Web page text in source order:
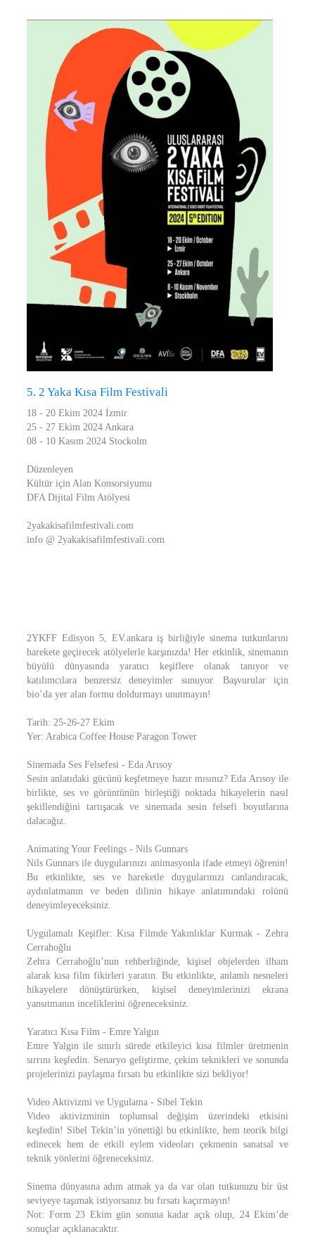
5. 2 Yaka Kısa Film Festivali
18 - 20 Ekim 2024 İzmir
25 - 27 Ekim 2024 Ankara
08 - 10 Kasım 2024 Stockolm
Düzenleyen
Kültür için Alan Konsorsiyumu
DFA Dijital Film Atölyesi
2yakakisafilmfestivali.com
info @ 2yakakisafilmfestivali.com
2YKFF Edisyon 5, EV.ankara iş birliğiyle sinema tutkunlarını
harekete geçirecek atölyelerle karşınızda! Her etkinlik, sinemanın
büyülü dünyasında yaratıcı keşiflere olanak tanıyor ve
katılımcılara benzersiz deneyimler sunuyor. Başvurular için
bio’da yer alan formu doldurmayı unutmayın!
Tarih: 25-26-27 Ekim
Yer: Arabica Coffee House Paragon Tower
Sinemada Ses Felsefesi - Eda Arısoy
Sesin anlatıdaki gücünü keşfetmeye hazır mısınız? Eda Arısoy ile
birlikte, ses ve görüntünün birleştiği noktada hikayelerin nasıl
şekillendiğini tartışacak ve sinemada sesin felsefi boyutlarına
dalacağız.
Animating Your Feelings - Nils Gunnars
Nils Gunnars ile duygularınızı animasyonla ifade etmeyi öğrenin!
Bu etkinlikte, ses ve hareketle duygularınızı canlandıracak,
aydınlatmanın ve beden dilinin hikaye anlatımındaki rolünü
deneyimleyeceksiniz.
Uygulamalı Keşifler: Kısa Filmde Yakınlıklar Kurmak - Zehra
Cerrahoğlu
Zehra Cerrahoğlu’nun rehberliğinde, kişisel objelerden ilham
alarak kısa film fikirleri yaratın. Bu etkinlikte, anlamlı nesneleri
hikayelere dönüştürürken, kişisel deneyimlerinizi ekrana
yansıtmanın inceliklerini öğreneceksiniz.
Yaratıcı Kısa Film - Emre Yalgın
Emre Yalgın ile sınırlı sürede etkileyici kısa filmler üretmenin
sırrını keşfedin. Senaryo geliştirme, çekim teknikleri ve sonunda
projelerinizi paylaşma fırsatı bu etkinlikte sizi bekliyor!
Video Aktivizmi ve Uygulama - Sibel Tekin
Video aktivizminin toplumsal değişim üzerindeki etkisini
keşfedin! Sibel Tekin’in yönettiği bu etkinlikte, hem teorik bilgi
edinecek hem de etkili eylem videoları çekmenin sanatsal ve
teknik yönlerini öğreneceksiniz.
Sinema dünyasına adım atmak ya da var olan tutkunuzu bir üst
seviyeye taşımak istiyorsanız bu fırsatı kaçırmayın!
Not: Form 23 Ekim gün sonuna kadar açık olup, 24 Ekim’de
sonuçlar açıklanacaktır.